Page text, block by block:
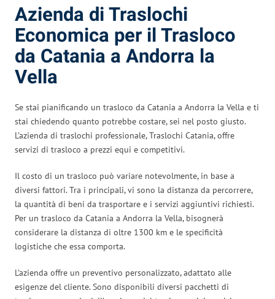
Azienda di Traslochi
Economica per il Trasloco
da Catania a Andorra la
Vella
Se stai pianificando un trasloco da Catania a Andorra la Vella e ti
stai chiedendo quanto potrebbe costare, sei nel posto giusto.
L’azienda di traslochi professionale, Traslochi Catania, offre
servizi di trasloco a prezzi equi e competitivi.
Il costo di un trasloco può variare notevolmente, in base a
diversi fattori. Tra i principali, vi sono la distanza da percorrere,
la quantità di beni da trasportare e i servizi aggiuntivi richiesti.
Per un trasloco da Catania a Andorra la Vella, bisognerà
considerare la distanza di oltre 1300 km e le specificità
logistiche che essa comporta.
L’azienda offre un preventivo personalizzato, adattato alle
esigenze del cliente. Sono disponibili diversi pacchetti di